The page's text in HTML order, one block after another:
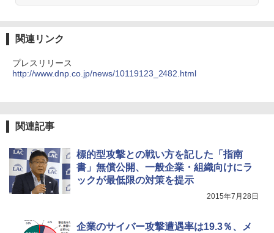
関連リンク
プレスリリース
http://www.dnp.co.jp/news/10119123_2482.html
関連記事
標的型攻撃との戦い方を記した「指南
書」無償公開、一般企業・組織向けにラ
ックが最低限の対策を提示
2015年7月28日
企業のサイバー攻撃遭遇率は19.3％、メ